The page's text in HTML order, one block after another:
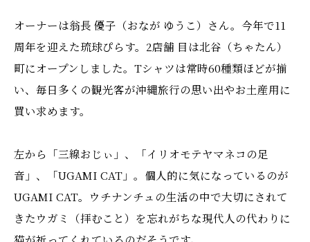
オーナーは翁長 優子（おなが ゆうこ）さん。今年で11
周年を迎えた琉球ぴらす。2店舗 目は北谷（ちゃたん）
町にオープンしました。Tシャツは常時60種類ほどが揃
い、毎日多くの観光客が沖縄旅行の思い出やお土産用に
買い求めます。
左から「三線おじぃ」、「イリオモテヤマネコの足
音」、「UGAMI CAT」。個人的に気になっているのが
UGAMI CAT。ウチナンチュの生活の中で大切にされて
きたウガミ（拝むこと）を忘れがちな現代人の代わりに